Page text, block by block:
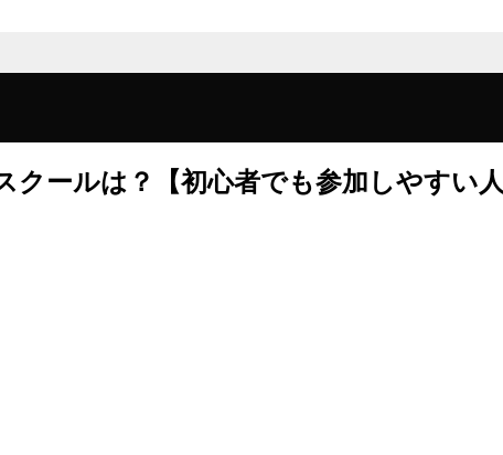
クールは？【初心者でも参加しやすい人